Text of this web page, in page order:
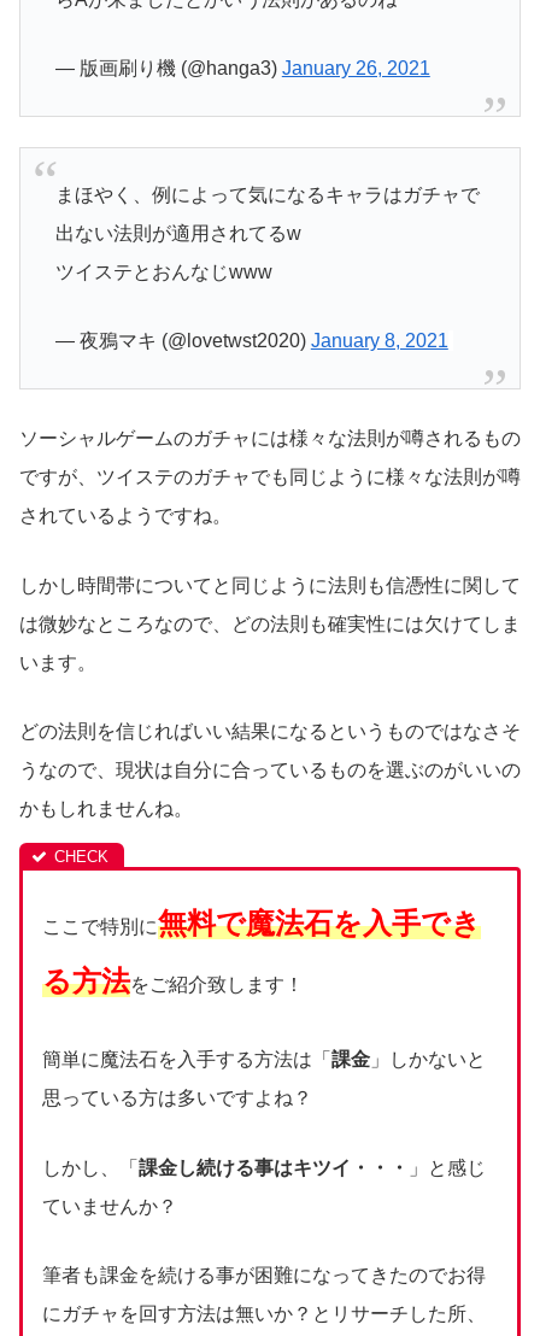
— 版画刷り機 (@hanga3) January 26, 2021
まほやく、例によって気になるキャラはガチャで
出ない法則が適用されてるw
ツイステとおんなじwww
— 夜鴉マキ (@lovetwst2020) January 8, 2021
ソーシャルゲームのガチャには様々な法則が噂されるもの
ですが、ツイステのガチャでも同じように様々な法則が噂
されているようですね。
しかし時間帯についてと同じように法則も信憑性に関して
は微妙なところなので、どの法則も確実性には欠けてしま
います。
どの法則を信じればいい結果になるというものではなさそ
うなので、現状は自分に合っているものを選ぶのがいいの
かもしれませんね。
ここで特別に無料で魔法石を入手でき
る方法をご紹介致します！
簡単に魔法石を入手する方法は「 課金 」しかないと
思っている方は多いですよね？
しかし、「 課金し続ける事はキツイ・・・
」と感じ
ていませんか？
筆者も課金を続ける事が困難になってきたのでお得
にガチャを回す方法は無いか？とリサーチした所、